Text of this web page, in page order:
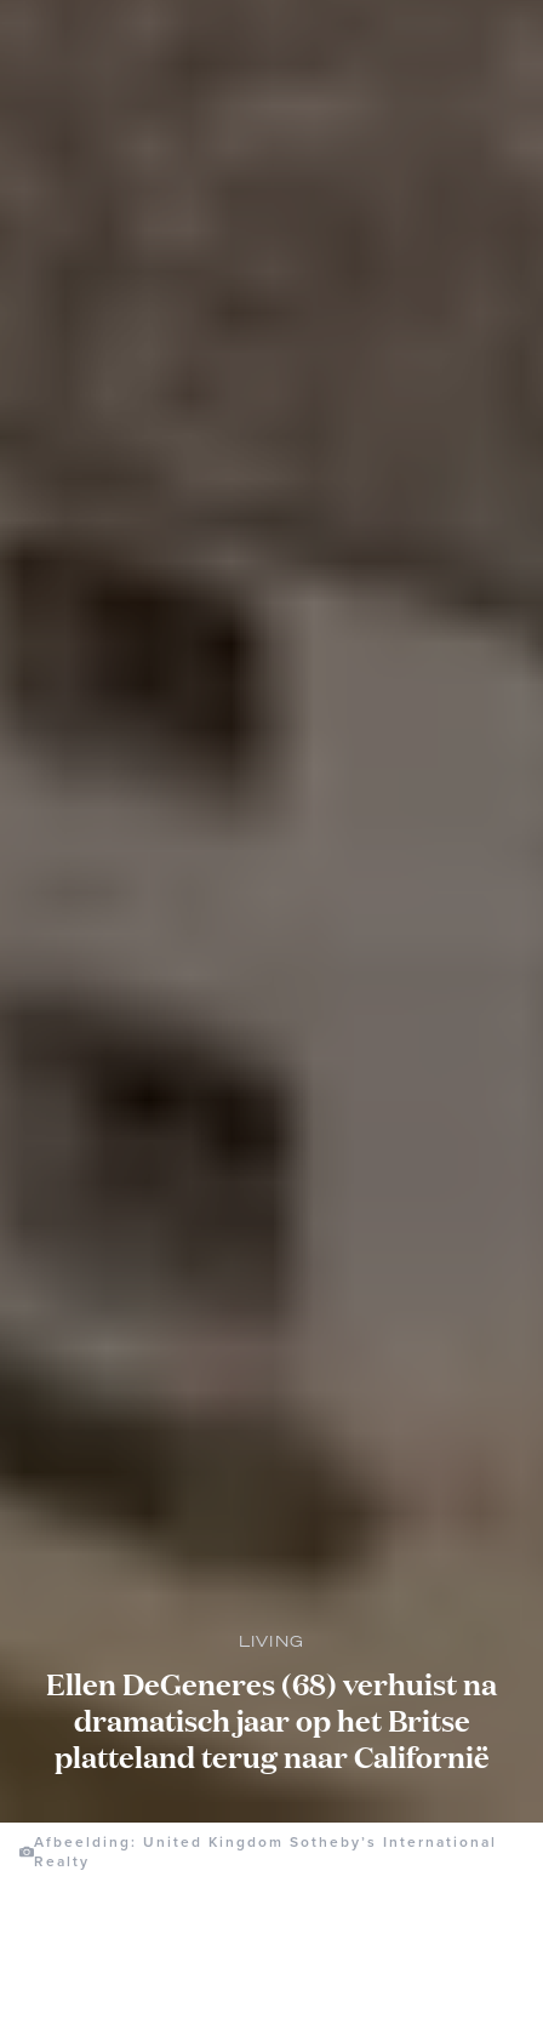
LIVING
Ellen DeGeneres (68) verhuist na
dramatisch jaar op het Britse
platteland terug naar Californië
Afbeelding: United Kingdom Sotheby’s International
Realty